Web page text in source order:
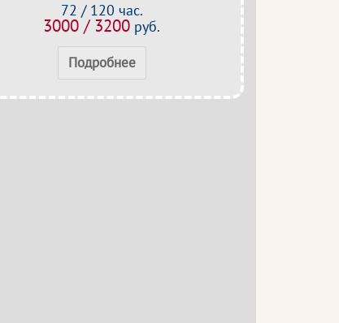
72 / 120 час.
3000 / 3200 руб.
Подробнее